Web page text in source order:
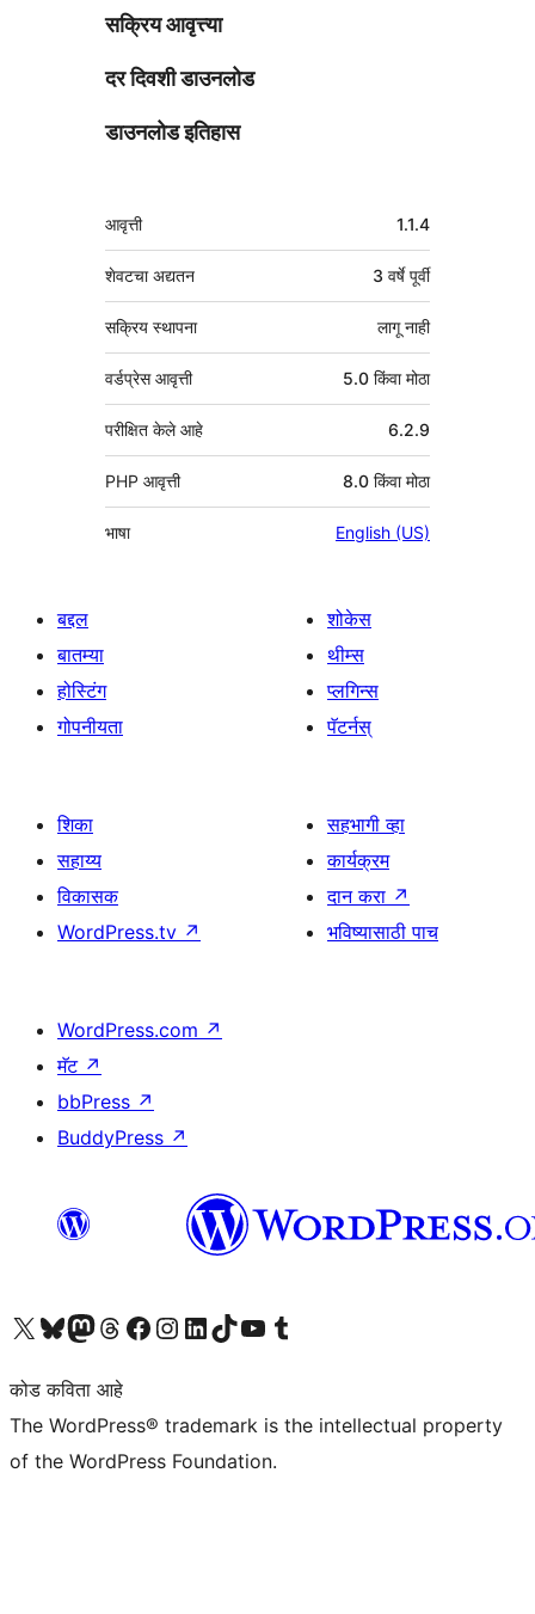
सक्रिय आवृत्त्या
दर दिवशी डाउनलोड
डाउनलोड इतिहास
मेटा
आवृत्ती 1.1.4
शेवटचा अद्यतन 3 वर्षेपूर्वी
सक्रिय स्थापना लागू नाही
वर्डप्रेस आवृत्ती 5.0 किंवा मोठा
परीक्षित केले आहे 6.2.9
PHP आवृत्ती 8.0 किंवा मोठा
भाषा English (US)
बद्दल
बातम्या
होस्टिंग
गोपनीयता
शोकेस
थीम्स
प्लगिन्स
पॅटर्नस्
शिका
सहाय्य
विकासक
WordPress.tv ↗
सहभागी व्हा
कार्यक्रम
दान करा ↗
भविष्यासाठी पाच
WordPress.com ↗
मॅट ↗
bbPress ↗
BuddyPress ↗
आमच्या X (एक्स) (पूर्वीचे ट्विटर) खात्याला भेट द्या आमच्या ब्लूस्की खात्याला भेट द्या.आमच्या Mastodon खात्याला भेट द्या.आमच्या थ्रेड्स खात्याला भेट द्या. आमच्या फेसबुक पेजला भेट द्या आमच्या इंस्टाग्राम खात्याला भेट द्या आमच्या लिंक्डइन खात्याला भेट द्या आमच्या टिकटॉक अकाउंटला भेट द्या.आमच्या यूट्यूब चॅनेलला भेट द्या आमच्या टंबलर खात्याला भेट द्या.
कोड कविता आहे
The WordPress® trademark is the intellectual property
of the WordPress Foundation.